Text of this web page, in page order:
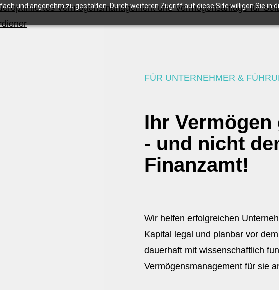
und angenehm zu gestalten. Durch weiteren Zugriff auf diese Site willigen Sie in
FÜR UNTERNEHMER &
Ihr Vermögen
- und nicht
Finanzamt!
Wir helfen erfolgreichen
Kapital legal und planbar vor
dauerhaft mit wissenschaftlich
Vermögensmanagement für sie